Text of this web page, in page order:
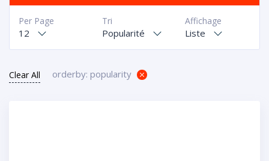
Affichage
Liste
Tri
Popularité
Per Page
12
Clear All orderby: popularity